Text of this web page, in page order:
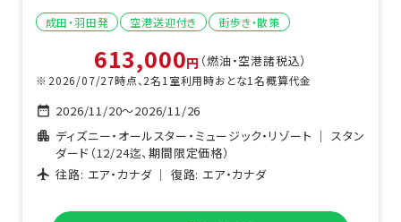
成田・羽田発 空港送迎付き 街歩き・散策
613,000円 （燃油・空港諸税込）
2026/07/27時点、 2名1室利用時おとな1名概算代金
2026/11/20～2026/11/26
ディズニー・オールスター・ミュージック・リゾート ｜ スタン
ダード（12/24迄、期間限定価格）
往路: エア・カナダ｜ 復路: エア・カナダ